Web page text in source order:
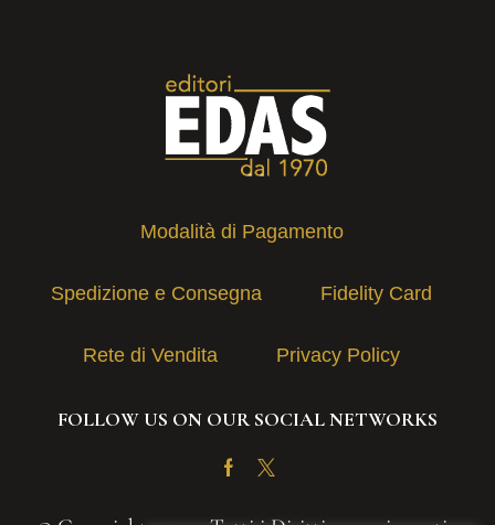
Modalità di Pagamento
Spedizione e Consegna Fidelity Card
Rete di Vendita Privacy Policy
FOLLOW US ON OUR SOCIAL NETWORKS
Facebook
Twitter